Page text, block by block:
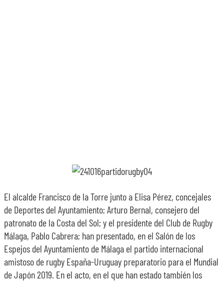
El alcalde Francisco de la Torre junto a Elisa Pérez, concejales
de Deportes del Ayuntamiento; Arturo Bernal, consejero del
patronato de la Costa del Sol; y el presidente del Club de Rugby
Málaga, Pablo Cabrera; han presentado, en el Salón de los
Espejos del Ayuntamiento de Málaga el partido internacional
amistoso de rugby España-Uruguay preparatorio para el Mundial
de Japón 2019. En el acto, en el que han estado también los